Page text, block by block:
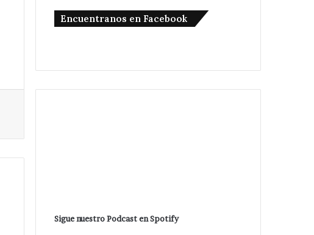
Encuentranos en Facebook
Sigue nuestro Podcast en Spotify